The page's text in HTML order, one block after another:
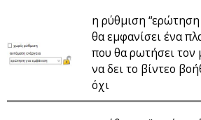
η ρύθμιση “ερώτηση
θα εμφανίσει ένα
που θα ρωτήσει τον
να δει το βίντεο
όχι